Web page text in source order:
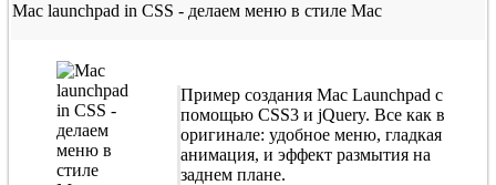
Mac launchpad in CSS - делаем меню в стиле Mac
Пример создания Mac Launchpad с
помощью CSS3 и jQuery. Все как в
оригинале: удобное меню, гладкая
анимация, и эффект размытия на
заднем плане.